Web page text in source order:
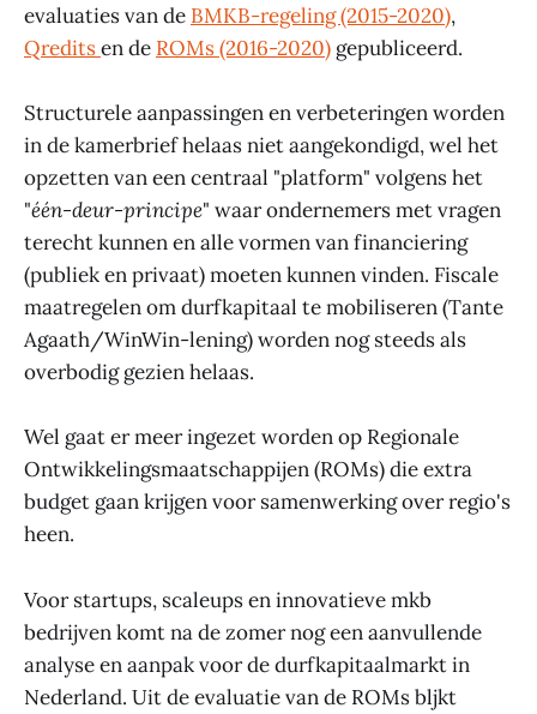
evaluaties van de BMKB-regeling (2015-2020),
Qreditsen de ROMs (2016-2020) gepubliceerd.
Structurele aanpassingen en verbeteringen worden
in de kamerbrief helaas niet aangekondigd, wel het
opzetten van een centraal "platform" volgens het
"één-deur-principe" waar ondernemers met vragen
terecht kunnen en alle vormen van financiering
(publiek en privaat) moeten kunnen vinden. Fiscale
maatregelen om durfkapitaal te mobiliseren (Tante
Agaath/WinWin-lening) worden nog steeds als
overbodig gezien helaas.
Wel gaat er meer ingezet worden op Regionale
Ontwikkelingsmaatschappijen (ROMs) die extra
budget gaan krijgen voor samenwerking over regio's
heen.
Voor startups, scaleups en innovatieve mkb
bedrijven komt na de zomer nog een aanvullende
analyse en aanpak voor de durfkapitaalmarkt in
Nederland. Uit de evaluatie van de ROMs bljkt